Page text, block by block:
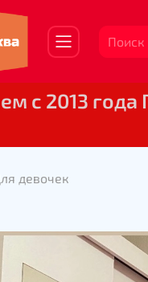
с 2013
девочек